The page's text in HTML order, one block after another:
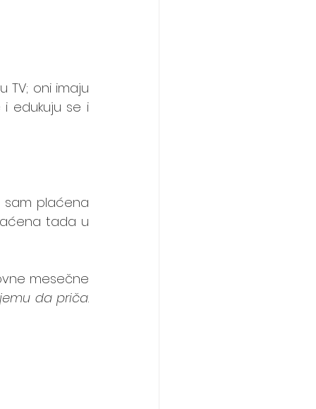
TV; oni imaju
i edukuju se i
plaćena
tada u
mesečne
da priča.